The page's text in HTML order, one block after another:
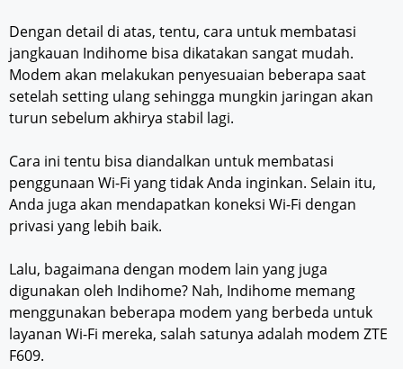
Dengan detail di atas, tentu, cara untuk membatasi
jangkauan Indihome bisa dikatakan sangat mudah.
Modem akan melakukan penyesuaian beberapa saat
setelah setting ulang sehingga mungkin jaringan akan
turun sebelum akhirya stabil lagi.
Cara ini tentu bisa diandalkan untuk membatasi
penggunaan Wi-Fi yang tidak Anda inginkan. Selain itu,
Anda juga akan mendapatkan koneksi Wi-Fi dengan
privasi yang lebih baik.
Lalu, bagaimana dengan modem lain yang juga
digunakan oleh Indihome? Nah, Indihome memang
menggunakan beberapa modem yang berbeda untuk
layanan Wi-Fi mereka, salah satunya adalah modem ZTE
F609.